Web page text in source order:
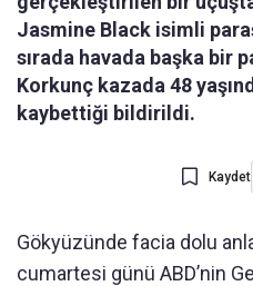
Jasmine Black isimli
sırada havada başka bir
Korkunç kazada 48
kaybettiği bildirildi.
Kaydet
Gökyüzünde facia dolu
cumartesi günü ABD’nin